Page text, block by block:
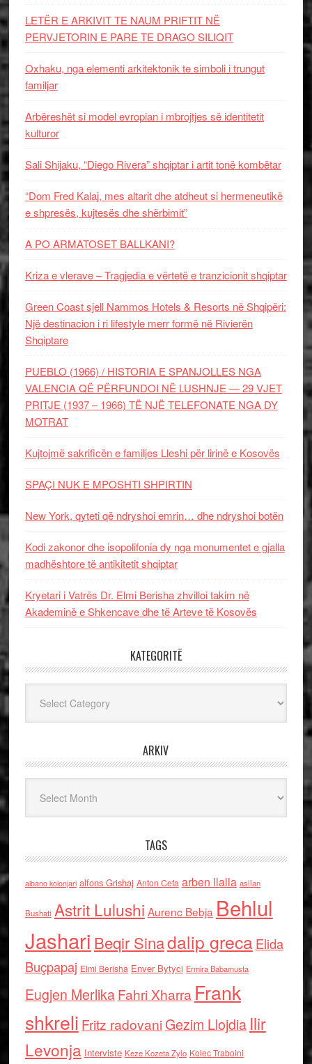
LETËR E ARKIVIT TE NAUM PRIFTIT NË
PERVJETORIN E PARE TE DRAGO SILIQIT
Oxhaku, nga elementi arkitektonik te simboli i trungut
familjar
Arbëreshët si model evropian i mbrojtjes së identitetit
kulturor
Sali Shijaku, “Diego Rivera” shqiptar i artit tonë kombëtar
“Dom Fred Kalaj, mes altarit dhe atdheut si hermeneutikë
e shpresës, kujtesës dhe shërbimit”
A PO ARMATOSET BALLKANI?
Kriza e vlerave – Tragjedia e vërtetë e tranzicionit shqiptar
Green Coast sjell Nammos Hotels & Resorts në Shqipëri:
Një destinacion i ri lifestyle merr formë në Rivierën
Shqiptare
PUEBLO (1966) / HISTORIA E SPANJOLLES NGA
VALENCIA QË PËRFUNDOI NË LUSHNJE — 29 VJET
PRITJE (1937 – 1966) TË NJË TELEFONATE NGA DY
MOTRAT
Kujtojmë sakrificën e familjes Lleshi për lirinë e Kosovës
SPAÇI NUK E MPOSHTI SHPIRTIN
New York, qyteti që ndryshoi emrin… dhe ndryshoi botën
Kodi zakonor dhe isopolifonia dy nga monumentet e gjalla
madhështore të antikitetit shqiptar
Kryetari i Vatrës Dr. Elmi Berisha zhvilloi takim në
Akademinë e Shkencave dhe të Arteve të Kosovës
KATEGORITË
ARKIV
TAGS
albano kolonjari alfons Grishaj Anton Cefa arben llalla asllan
Bushati Astrit Lulushi Aurenc Bebja Behlul
Jashari Beqir Sinadalip grecaElida
Buçpapaj Elmi Berisha Enver Bytyci Ermira Babamusta
Eugjen MerlikaFahri Xharra Frank
shkreli Fritz radovaniGezim Llojdia Ilir
Levonja Interviste Keze Kozeta Zylo Kolec Traboini